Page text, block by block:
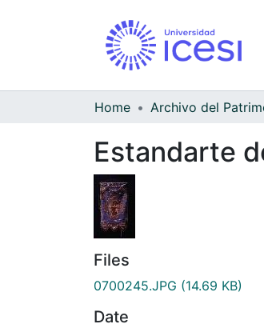
Home
Estandarte
Files
0700245.JPG (14.69 KB)
Date